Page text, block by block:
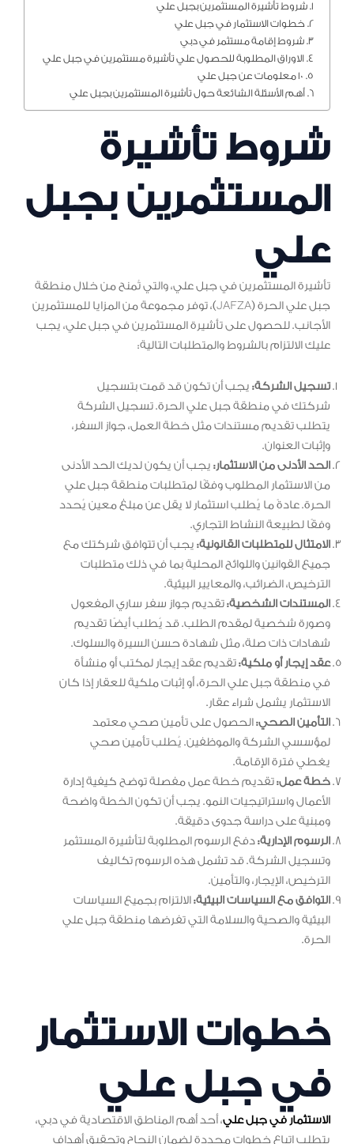
شروط تأشيرة المستثمرين بجبل علي
خطوات الاستثمار في جبل علي
شروط إقامة مستثمر في دبي
الاوراق المطلوبة للحصول علي تأشيرة مستثمرين في جبل علي
10 معلومات عن جبل علي
أهم الأسئلة الشائعة حول تأشيرة المستثمرين بجبل علي
شروط تأشيرة
المستثمرين بجبل
علي
تأشيرة المستثمرين في جبل علي، والتي تُمنح من خلال منطقة
جبل علي الحرة (JAFZA)، توفر مجموعة من المزايا للمستثمرين
الأجانب. للحصول على تأشيرة المستثمرين في جبل علي، يجب
عليك الالتزام بالشروط والمتطلبات التالية:
تسجيل الشركة: يجب أن تكون قد قمت بتسجيل
شركتك في منطقة جبل علي الحرة. تسجيل الشركة
يتطلب تقديم مستندات مثل خطة العمل، جواز السفر،
وإثبات العنوان.
الحد الأدنى من الاستثمار: يجب أن يكون لديك الحد الأدنى
من الاستثمار المطلوب وفقًا لمتطلبات منطقة جبل علي
الحرة. عادةً ما يُطلب استثمار لا يقل عن مبلغ معين يُحدد
وفقًا لطبيعة النشاط التجاري.
الامتثال للمتطلبات القانونية: يجب أن تتوافق شركتك مع
جميع القوانين واللوائح المحلية بما في ذلك متطلبات
الترخيص، الضرائب، والمعايير البيئية.
المستندات الشخصية:تقديم جواز سفر ساري المفعول
وصورة شخصية لمقدم الطلب. قد يُطلب أيضًا تقديم
شهادات ذات صلة، مثل شهادة حسن السيرة والسلوك.
عقد إيجار أو ملكية:تقديم عقد إيجار لمكتب أو منشأة
في منطقة جبل علي الحرة، أو إثبات ملكية للعقار إذا كان
الاستثمار يشمل شراء عقار.
التأمين الصحي:الحصول على تأمين صحي معتمد
لمؤسسي الشركة والموظفين. يُطلب تأمين صحي
يغطي فترة الإقامة.
خطة عمل:تقديم خطة عمل مفصلة توضح كيفية إدارة
الأعمال واستراتيجيات النمو. يجب أن تكون الخطة واضحة
ومبنية على دراسة جدوى دقيقة.
الرسوم الإدارية:دفع الرسوم المطلوبة لتأشيرة المستثمر
وتسجيل الشركة. قد تشمل هذه الرسوم تكاليف
الترخيص، الإيجار، والتأمين.
التوافق مع السياسات البيئية:الالتزام بجميع السياسات
البيئية والصحية والسلامة التي تفرضها منطقة جبل علي
الحرة.
خطوات الاستثمار
في جبل علي
الاستثمار في جبل علي، أحد أهم المناطق الاقتصادية في دبي،
يتطلب اتباع خطوات محددة لضمان النجاح وتحقيق أهداف